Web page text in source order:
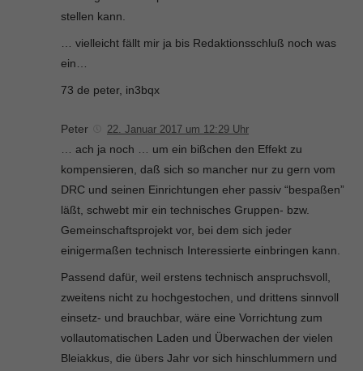
stellen kann.
… vielleicht fällt mir ja bis Redaktionsschluß noch was
ein…
73 de peter, in3bqx
Peter 22. Januar 2017 um 12:29 Uhr
… ach ja noch … um ein bißchen den Effekt zu
kompensieren, daß sich so mancher nur zu gern vom
DRC und seinen Einrichtungen eher passiv “bespaßen”
läßt, schwebt mir ein technisches Gruppen- bzw.
Gemeinschaftsprojekt vor, bei dem sich jeder
einigermaßen technisch Interessierte einbringen kann.
Passend dafür, weil erstens technisch anspruchsvoll,
zweitens nicht zu hochgestochen, und drittens sinnvoll
einsetz- und brauchbar, wäre eine Vorrichtung zum
vollautomatischen Laden und Überwachen der vielen
Bleiakkus, die übers Jahr vor sich hinschlummern und